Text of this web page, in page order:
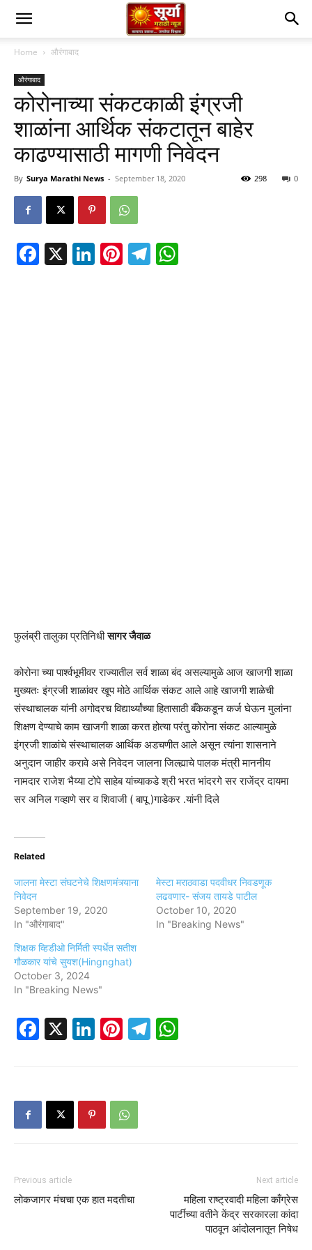
Home औरंगाबाद
औरंगाबाद
कोरोनाच्या संकटकाळी इंग्रजी
शाळांना आर्थिक संकटातून बाहेर
काढण्यासाठी मागणी निवेदन
By Surya Marathi News - September 18, 2020 0
298
Facebook
X LinkedIn
Pinterest
Telegram
फुलंब्री तालुका प्रतिनिधीसागर जैवाळ
कोरोना च्या पार्श्वभूमीवर राज्यातील सर्व शाळा बंद असल्यामुळे आज खाजगी शाळा
मुख्यतः इंग्रजी शाळांवर खूप मोठे आर्थिक संकट आले आहे खाजगी शाळेची
संस्थाचालक यांनी अगोदरच विद्यार्थ्यांच्या हितासाठी बँकेकडून कर्ज घेऊन मुलांना
शिक्षण देण्याचे काम खाजगी शाळा करत होत्या परंतु कोरोना संकट आल्यामुळे
इंग्रजी शाळांचे संस्थाचालक आर्थिक अडचणीत आले असून त्यांना शासनाने
अनुदान जाहीर करावे असे निवेदन जालना जिल्ह्याचे पालक मंत्री माननीय
नामदार राजेश भैय्या टोपे साहेब यांच्याकडे श्री भरत भांदरगे सर राजेंद्र दायमा
सर अनिल गव्हाणे सर व शिवाजी ( बापू )गाडेकर .यांनी दिले
Related
जालना मेस्टा संघटनेचे शिक्षणमंत्र्याना
निवेदन
September 19, 2020
In "औरंगाबाद"
मेस्टा मराठवाडा पदवीधर निवडणूक
लढवणार- संजय तायडे पाटील
October 10, 2020
In "Breaking News"
शिक्षक व्हिडीओ निर्मिती स्पर्धेत सतीश
गौळकार यांचे सुयश(Hingnghat)
October 3, 2024
In "Breaking News"
Facebook
X LinkedIn
Pinterest
Telegram
Previous article
लोकजागर मंचचा ‌एक हात मदतीचा
Next article
महिला राष्ट्रवादी महिला काँग्रेस
पार्टीच्या वतीने केंद्र सरकारला कांदा
पाठवून आंदोलनातून निषेध